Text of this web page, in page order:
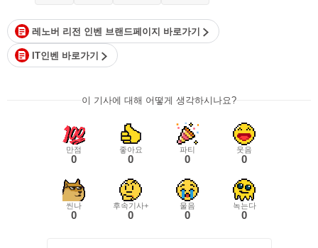
레노버 리전 인벤 브랜드페이지 바로가기
IT인벤 바로가기
이 기사에 대해 어떻게 생각하시나요?
만점
0
좋아요
0
파티
0
웃음
0
씬나
0
후속기사+
0
울음
0
녹는다
0